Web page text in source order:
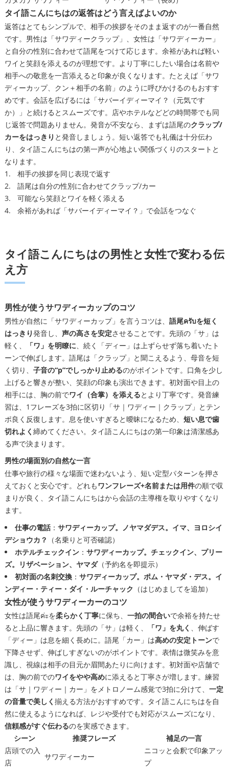
タイ語こんにちはの返答はどう言えばよいのか
返答はとてもシンプルで、相手の挨拶をそのまま返すのが一番自然
です。男性は「サワディークラップ」、女性は「サワディーカー」
と自分の性別に合わせて語尾をつけて応じます。余裕があれば軽い
ワイと笑顔を添えるのが理想です。より丁寧にしたい場合は名前や
相手への敬意を一言添えると印象が良くなります。たとえば「サワ
ディーカップ、クン＋相手の名前」のように呼びかけるのもおすす
めです。会話を広げるには「サバーイディーマイ？（元気です
か）」と続けるとスムーズです。店やホテルなどどの時間帯でも同
じ返答で問題ありません。発音が不安なら、まずは語尾のクラップ/
カーをはっきり と発音しましょう。短い返答でも礼儀は十分伝わ
り、タイ語こんにちはの第一声が心地よい関係づくりのスタートと
なります。
相手の挨拶を同じ表現で返す
語尾は自分の性別に合わせてクラップ/カー
可能なら笑顔とワイを軽く添える
余裕があれば「サバーイディーマイ？」で会話をつなぐ
タイ語こんにちはの男性と女性で変わる伝
え方
男性が使うサワディーカップのコツ
男性が自然に「サワディーカップ」を言うコツは、 語尾ครับを短く
はっきり発音し、 声の高さを安定させることです。先頭の「サ」は
軽く、
「ワ」を明瞭に 、続く「ディー」は上ずらせず落ち着いたト
ーンで伸ばします。語尾は「クラップ」と聞こえるよう、母音を短
く切り、 子音の“p”でしっかり止めるのがポイントです。口角を少し
上げると響きが整い、笑顔の印象も演出できます。初対面や目上の
相手には、胸の前でワイ（合掌）を添えるとより丁寧です。発音練
習は、1フレーズを3拍に区切り「サ｜ワディー｜クラップ」とテン
ポ良く反復します。息を使いすぎると曖昧になるため、 短い息で歯
切れよく 締めてください。タイ語こんにちはの第一印象は清潔感あ
る声で決まります。
男性の場面別の自然な一言
仕事や旅行の様々な場面で迷わないよう、短い定型パターンを押さ
えておくと安心です。どれも ワンフレーズ+名前または用件の順で収
まりが良く、タイ語こんにちはから会話の主導権を取りやすくなり
ます。
仕事の電話： サワディーカップ。ノヤマダデス。イマ、ヨロシイ
デショウカ？
（名乗りと可否確認）
ホテルチェックイン： サワディーカップ。チェックイン、プリー
ズ。リザベーション、ヤマダ（予約名を即提示）
初対面の名刺交換： サワディーカップ。ポム・ヤマダ・デス。イ
ンディー・ティー・ダイ・ルーチャック （はじめましてを追加）
女性が使うサワディーカーのコツ
女性は語尾ค่ะを柔らかく丁寧に保ち、 一拍の間合いで余裕を持たせ
ると上品に響きます。先頭の「サ」は軽く、
「ワ」を丸く
、伸ばす
「ディー」は息を細く長めに。語尾「カー」は高めの安定トーンで
下降させず、伸ばしすぎないのがポイントです。表情は微笑みを意
識し、視線は相手の目元か眉間あたりに向けます。初対面や店舗で
は、胸の前でのワイをやや高めに添えると丁寧さが増します。練習
は「サ｜ワディー｜カー」をメトロノーム感覚で3拍に分けて、 一定
の音量で美しく 揃える方法がおすすめです。タイ語こんにちはを自
然に使えるようになれば、レジや受付でも対応がスムーズになり、
信頼感がすぐ伝わるのを実感できます。
シーン
推奨フレーズ
補足の一言
店頭での入
店
サワディーカー
ニコッと会釈で印象アッ
プ